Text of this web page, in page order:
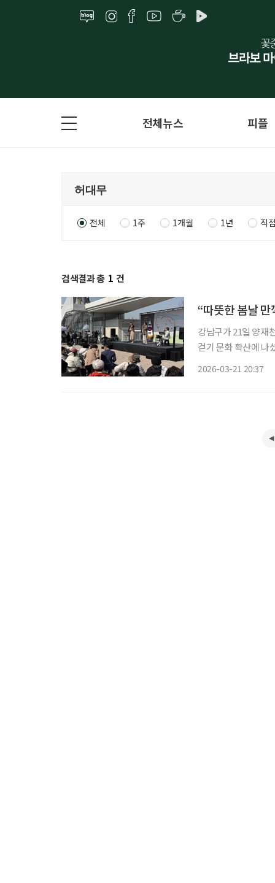
전체뉴스 피플
전체 1주 1개월 1년 직
검색결과 총 1 건
“따뜻한 봄날 만
강남구가 21일 양재
걷기 문화 확산에 나
2026-03-21 20:37